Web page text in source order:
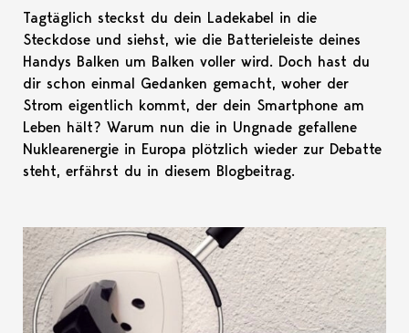
Tagtäglich steckst du dein Ladekabel in die
Steckdose und siehst, wie die Batterieleiste deines
Handys Balken um Balken voller wird. Doch hast du
dir schon einmal Gedanken gemacht, woher der
Strom eigentlich kommt, der dein Smartphone am
Leben hält? Warum nun die in Ungnade gefallene
Nuklearenergie in Europa plötzlich wieder zur Debatte
steht, erfährst du in diesem Blogbeitrag.